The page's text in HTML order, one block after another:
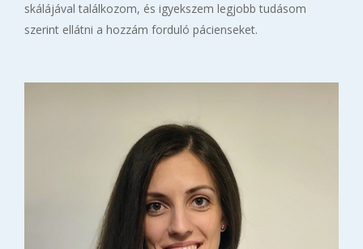
skálájával találkozom, és igyekszem legjobb tudásom
szerint ellátni a hozzám forduló pácienseket.